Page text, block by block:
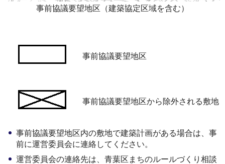
事前協議要望地区（建築協定区域を含む）
事前協議要望地区
事前協議要望地区から除外される敷地
事前協議要望地区内の敷地で建築計画がある場合は、事
前に運営委員会に連絡してください。
運営委員会の連絡先は、青葉区まちのルールづくり相談